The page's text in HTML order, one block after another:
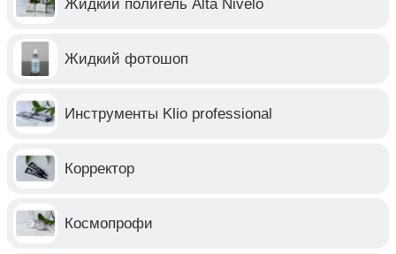
Жидкий полигель Alta Nivelo
Жидкий фотошоп
Инструменты Klio professional
Корректор
Космопрофи